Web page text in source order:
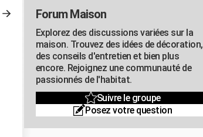
Forum Maison
Explorez des discussions variées sur la
maison. Trouvez des idées de décoration,
des conseils d'entretien et bien plus
encore. Rejoignez une communauté de
passionnés de l'habitat.
Suivre le groupe
Posez votre question